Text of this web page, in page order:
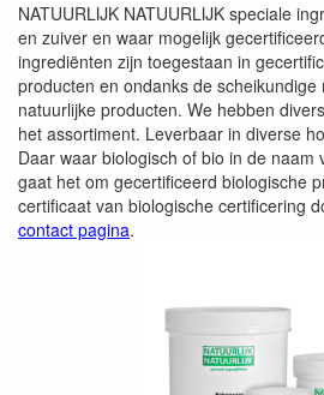
NATUURLIJK NATUURLIJK speciale
en zuiver en waar mogelijk
ingrediënten zijn toegestaan in
producten en ondanks de scheikundige
natuurlijke producten. We hebben
het assortiment. Leverbaar in diverse
Daar waar biologisch of bio in de naam
gaat het om gecertificeerd biologische
certificaat van biologische certificering
contact pagina.